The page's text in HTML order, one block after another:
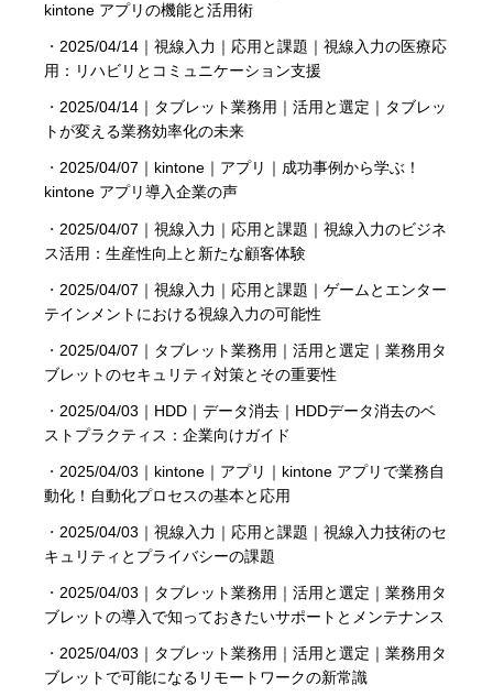
kintone アプリの機能と活用術
・ 2025/04/14｜視線入力｜応用と課題｜視線入力の医療応
用：リハビリとコミュニケーション支援
・ 2025/04/14｜タブレット業務用｜活用と選定｜タブレッ
トが変える業務効率化の未来
・ 2025/04/07｜kintone｜アプリ｜成功事例から学ぶ！
kintone アプリ導入企業の声
・ 2025/04/07｜視線入力｜応用と課題｜視線入力のビジネ
ス活用：生産性向上と新たな顧客体験
・ 2025/04/07｜視線入力｜応用と課題｜ゲームとエンター
テインメントにおける視線入力の可能性
・ 2025/04/07｜タブレット業務用｜活用と選定｜業務用タ
ブレットのセキュリティ対策とその重要性
・ 2025/04/03｜HDD｜データ消去｜HDDデータ消去のベ
ストプラクティス：企業向けガイド
・ 2025/04/03｜kintone｜アプリ｜kintone アプリで業務自
動化！自動化プロセスの基本と応用
・ 2025/04/03｜視線入力｜応用と課題｜視線入力技術のセ
キュリティとプライバシーの課題
・ 2025/04/03｜タブレット業務用｜活用と選定｜業務用タ
ブレットの導入で知っておきたいサポートとメンテナンス
・ 2025/04/03｜タブレット業務用｜活用と選定｜業務用タ
ブレットで可能になるリモートワークの新常識